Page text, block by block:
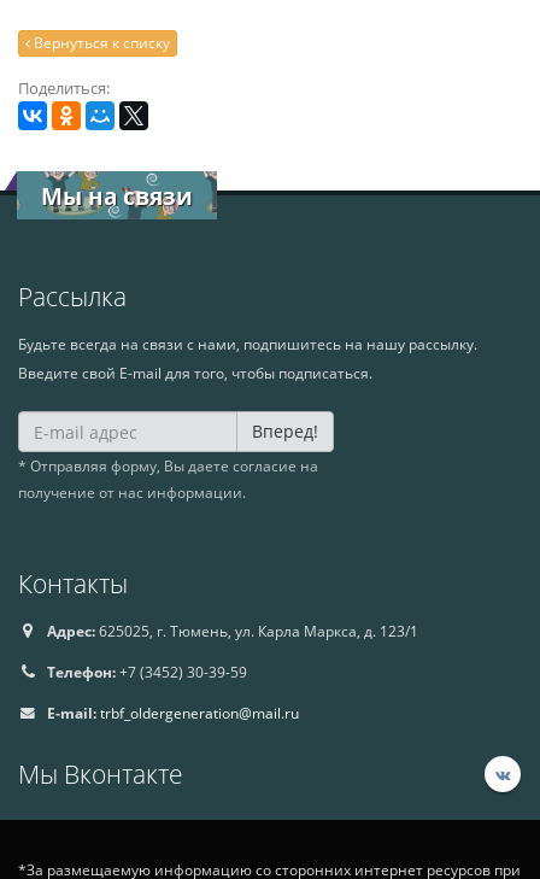
Вернуться к списку
Поделиться:
Мы на связи
Рассылка
Будьте всегда на связи с нами, подпишитесь на нашу рассылку.
Введите свой E-mail для того, чтобы подписаться.
Вперед!
* Отправляя форму, Вы даете согласие на
получение от нас информации.
Контакты
Адрес:625025, г. Тюмень, ул. Карла Маркса, д. 123/1
Телефон:+7 (3452) 30-39-59
E-mail:trbf_oldergeneration@mail.ru
Мы Вконтакте
*За размещаемую информацию со сторонних интернет ресурсов при